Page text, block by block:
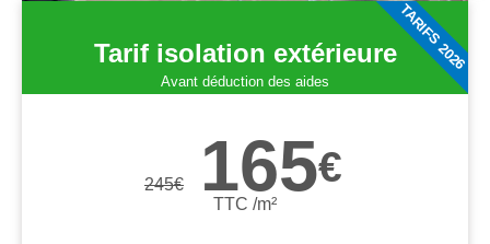
Tarif isolation extérieure
Avant déduction des aides
245€ 165€
TTC /m²
TARIFS 2026